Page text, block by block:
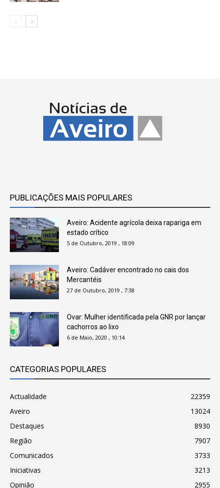
PUBLICAÇÕES MAIS POPULARES
Aveiro: Acidente agrícola deixa rapariga em
estado crítico
5 de Outubro, 2019 , 18:09
Aveiro: Cadáver encontrado no cais dos
Mercantéis
27 de Outubro, 2019 , 7:38
Ovar: Mulher identificada pela GNR por lançar
cachorros ao lixo
6 de Maio, 2020 , 10:14
CATEGORIAS POPULARES
Actualidade
22359
Aveiro
13024
Destaques
8930
Região
7907
Comunicados
3733
Iniciativas
3213
Opinião
2955